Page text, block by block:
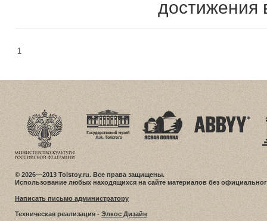
достижения
1
© 2026—2013 Tolstoy.ru. Все права защищены.
Использование любых находящихся на сайте материалов без
Написать письмо администратору
Техническая реализация - Элкос Дизайн